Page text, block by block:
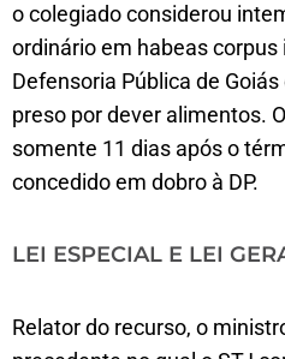
o colegiado considerou
ordinário em habeas
Defensoria Pública de
preso por dever alimentos.
somente 11 dias após o
concedido em dobro à DP.
LEI ESPECIAL E LEI
Relator do recurso, o